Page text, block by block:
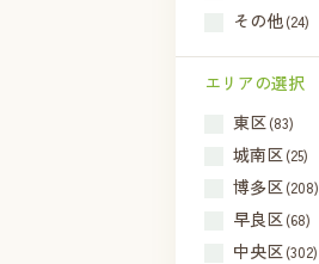
その他(24)
エリアの選択
東区(83)
城南区(25)
博多区(208)
早良区(68)
中央区(302)